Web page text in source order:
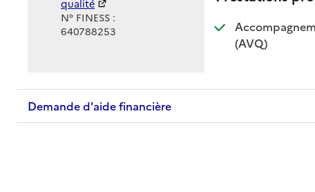
qualité
N° FINESS :
640788253
(AVQ)
: disponible
: non
Demande d'aide financière